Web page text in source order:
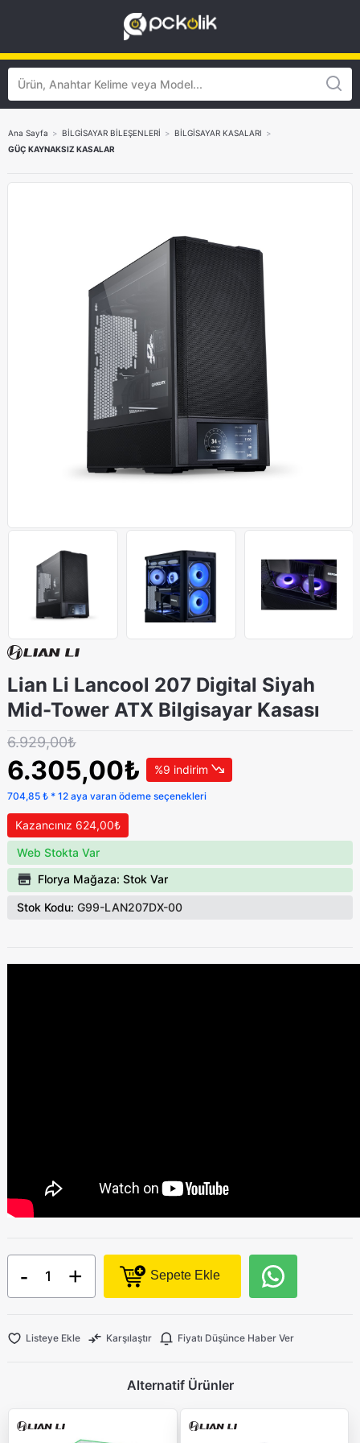
Ana Sayfa > BİLGİSAYAR BİLEŞENLERİ > BİLGİSAYAR KASALARI >
GÜÇ KAYNAKSIZ KASALAR
Lian Li Lancool 207 Digital Siyah
Mid-Tower ATX Bilgisayar Kasası
6.929,00₺
6.305,00₺ %9 indirim
704,85 ₺ * 12 aya varan ödeme seçenekleri
Kazancınız 624,00₺
Web Stokta Var
Florya Mağaza: Stok Var
Stok Kodu: G99-LAN207DX-00
- + Sepete Ekle
Listeye Ekle Karşılaştır Fiyatı Düşünce Haber Ver
Alternatif Ürünler